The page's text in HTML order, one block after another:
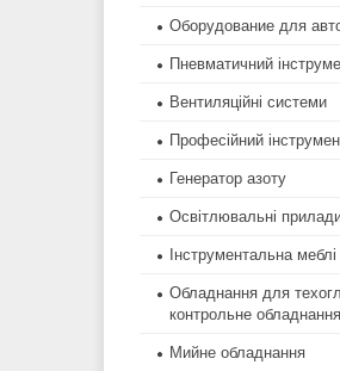
Оборудование для
Пневматичний
Вентиляційні системи
Професійний
Генератор азоту
Освітлювальні
Інструментальна меблі
Обладнання для
контрольне
Мийне обладнання